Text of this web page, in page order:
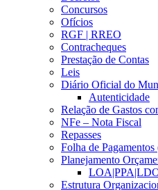
Concursos
Ofícios
RGF | RREO
Contracheques
Prestação de Contas
Leis
Diário Oficial do
Autenticidade
Relação de Gastos
NFe – Nota Fiscal
Repasses
Folha de
Planejamento
Estrutura